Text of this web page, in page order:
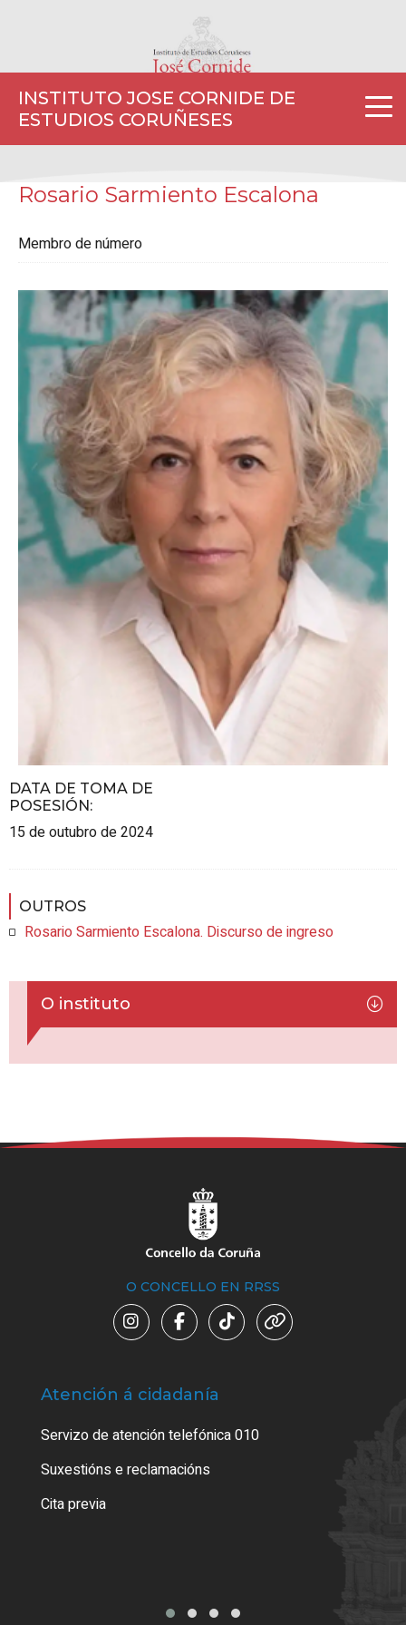
INSTITUTO JOSE CORNIDE DE
ESTUDIOS CORUÑESES
Rosario Sarmiento Escalona
Membro de número
DATA DE TOMA DE
POSESIÓN:
15 de outubro de 2024
OUTROS
Rosario Sarmiento Escalona. Discurso de ingreso
O instituto
O CONCELLO EN RRSS
Atención á cidadanía
Servizo de atención telefónica 010
Suxestións e reclamacións
Cita previa